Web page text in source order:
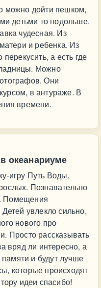
можно дойти пешком,
детьми то подольше.
чудесная. Из
и ребенка. Из
а есть где
Можно
Они
в антураже. В
времени.
океанариуме
игру Путь Воды,
Познавательно
Помещения
увлекло сильно,
нового про
Просто рассказывать
вряд ли интересно, а
памяти и будут лучше
которые происходят
идеи спасибо!